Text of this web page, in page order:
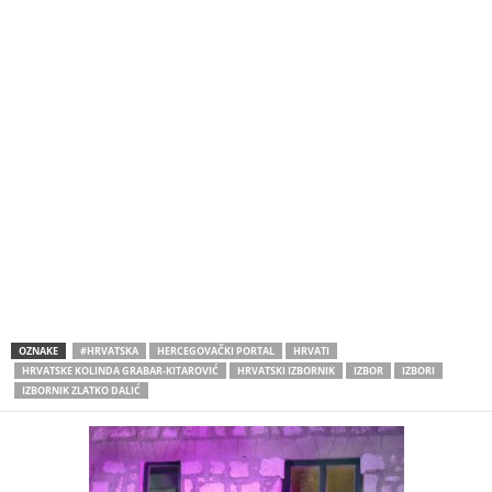
OZNAKE #HRVATSKA HERCEGOVAČKI PORTAL
HRVATI
HRVATSKE KOLINDA GRABAR-KITAROVIĆ
HRVATSKI IZBORNIK IZBOR
IZBORI
IZBORNIK ZLATKO DALIĆ